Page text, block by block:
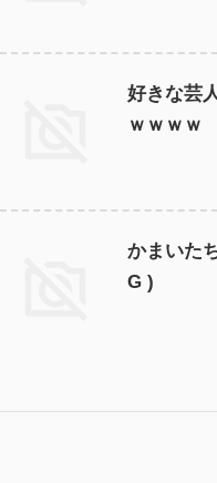
好きな芸
ｗｗｗｗ
かまいた
G )